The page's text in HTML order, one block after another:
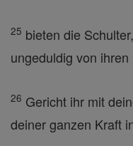
25 bieten die
ungeduldig von ihren
26 Gericht ihr mit
deiner ganzen Kraft